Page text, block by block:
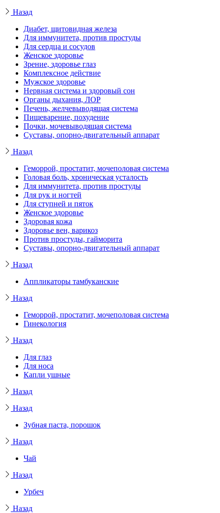
Назад
Диабет, щитовидная железа
Для иммунитета, против простуды
Для сердца и сосудов
Женское здоровье
Зрение, здоровье глаз
Комплексное действие
Мужское здоровье
Нервная система и здоровый сон
Органы дыхания, ЛОР
Печень, желчевыводящая система
Пищеварение, похудение
Почки, мочевыводящая система
Суставы, опорно-двигательный аппарат
Назад
Геморрой, простатит, мочеполовая система
Головая боль, хроническая усталость
Для иммунитета, против простуды
Для рук и ногтей
Для ступней и пяток
Женское здоровье
Здоровая кожа
Здоровье вен, варикоз
Против простуды, гайморита
Суставы, опорно-двигательный аппарат
Назад
Аппликаторы тамбуканские
Назад
Геморрой, простатит, мочеполовая система
Гинекология
Назад
Для глаз
Для носа
Капли ушные
Назад
Назад
Зубная паста, порошок
Назад
Чай
Назад
Урбеч
Назад